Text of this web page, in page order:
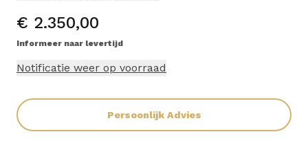
€ 2.350,00
Informeer naar levertijd
Notificatie weer op voorraad
Persoonlijk Advies